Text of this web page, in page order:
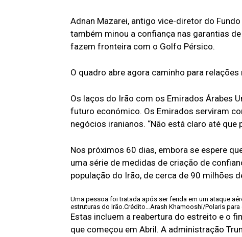
Adnan Mazarei, antigo vice-diretor do
também minou a confiança nas garantias
fazem fronteira com o Golfo Pérsico.
O quadro abre agora caminho para
Os laços do Irão com os Emirados Árabes
futuro económico. Os Emirados serviram
negócios iranianos. “Não está claro até
Nos próximos 60 dias, embora se espere
uma série de medidas de criação de
população do Irão, de cerca de 90 milhões
Uma pessoa foi tratada após ser ferida em um ataque
estruturas do Irão. Crédito… Arash Khamooshi/Polaris para
Estas incluem a reabertura do estreito e o
que começou em Abril. A administração